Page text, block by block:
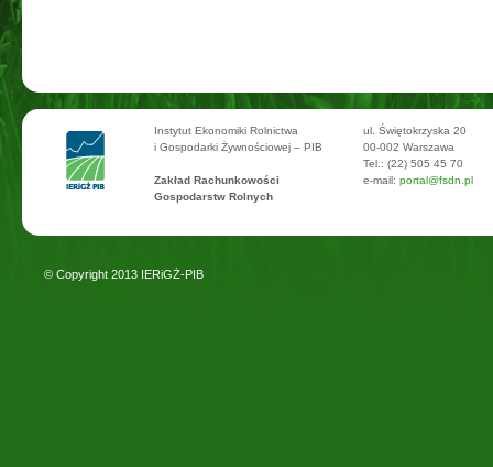
Instytut Ekonomiki Rolnictwa
i Gospodarki Żywnościowej – PIB
Zakład Rachunkowości
Gospodarstw Rolnych
ul. Świętokrzyska 20
00-002 Warszawa
Tel.: (22) 505 45 70
e-mail: portal@fsdn.pl
© Copyright 2013 IERiGŻ-PIB